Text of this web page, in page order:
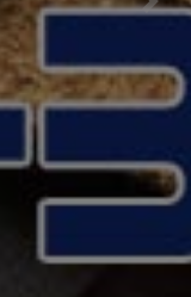
Next